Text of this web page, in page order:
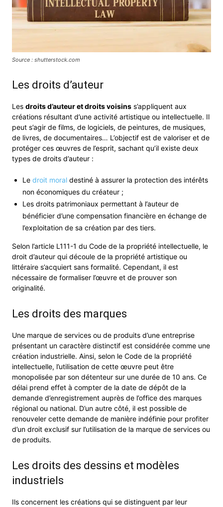
Source : shutterstock.com
Les droits d’auteur
Les droits d’auteur et droits voisins s’appliquent aux
créations résultant d’une activité artistique ou intellectuelle. Il
peut s’agir de films, de logiciels, de peintures, de musiques,
de livres, de documentaires… L’objectif est de valoriser et de
protéger ces œuvres de l’esprit, sachant qu’il existe deux
types de droits d’auteur :
Le droit moral destiné à assurer la protection des intérêts
non économiques du créateur ;
Les droits patrimoniaux permettant à l’auteur de
bénéficier d’une compensation financière en échange de
l’exploitation de sa création par des tiers.
Selon l’article L111-1 du Code de la propriété intellectuelle, le
droit d’auteur qui découle de la propriété artistique ou
littéraire s’acquiert sans formalité. Cependant, il est
nécessaire de formaliser l’œuvre et de prouver son
originalité.
Les droits des marques
Une marque de services ou de produits d’une entreprise
présentant un caractère distinctif est considérée comme une
création industrielle. Ainsi, selon le Code de la propriété
intellectuelle, l’utilisation de cette œuvre peut être
monopolisée par son détenteur sur une durée de 10 ans. Ce
délai prend effet à compter de la date de dépôt de la
demande d’enregistrement auprès de l’office des marques
régional ou national. D’un autre côté, il est possible de
renouveler cette demande de manière indéfinie pour profiter
d’un droit exclusif sur l’utilisation de la marque de services ou
de produits.
Les droits des dessins et modèles
industriels
Ils concernent les créations qui se distinguent par leur